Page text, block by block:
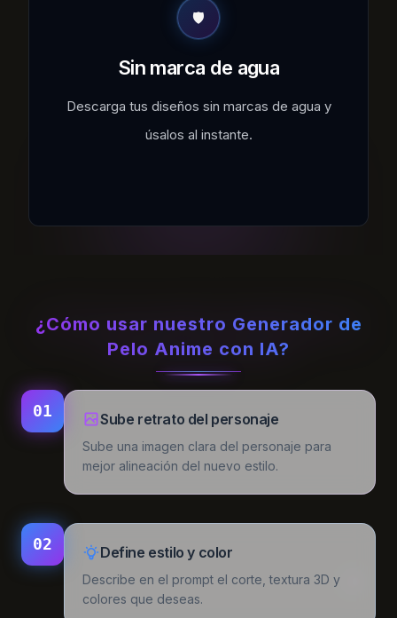
🛡️
Sin marca de agua
Descarga tus diseños sin marcas de agua y
úsalos al instante.
¿Cómo usar nuestro Generador de
Pelo Anime con IA?
01 Sube retrato del personaje
Sube una imagen clara del personaje para
mejor alineación del nuevo estilo.
02 Define estilo y color
Describe en el prompt el corte, textura 3D y
colores que deseas.